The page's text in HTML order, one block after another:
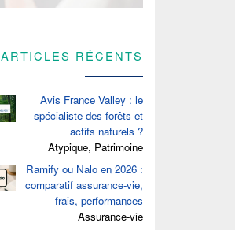
ARTICLES RÉCENTS
Avis France Valley : le
spécialiste des forêts et
actifs naturels ?
Atypique, Patrimoine
Ramify ou Nalo en 2026 :
comparatif assurance-vie,
frais, performances
Assurance-vie